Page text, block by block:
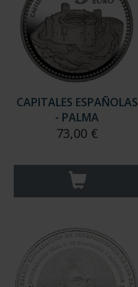
CAPITALES ESPAÑOLAS
- PALMA
73,00 €